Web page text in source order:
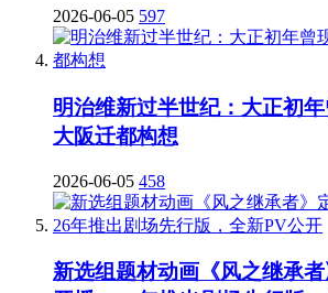
2026-06-05 597
明治维新过半世纪：大正初
大阪迁都构想
2026-06-05 458
新选组题材动画《风之继承者